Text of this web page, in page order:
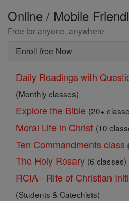
Online / Mobile
Free for anyone, anywhere
Enroll free Now
Daily Readings with
(Monthly classes)
Explore the Bible (20+
Moral Life in Christ (10
Ten Commandments class
The Holy Rosary (6 classes)
RCIA - Rite of Christian
(Students & Catechists)